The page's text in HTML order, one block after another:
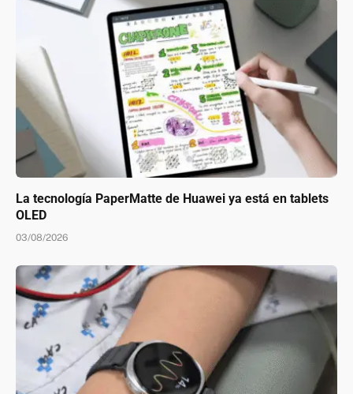
La tecnología PaperMatte de Huawei ya está en tablets
OLED
03/08/2026